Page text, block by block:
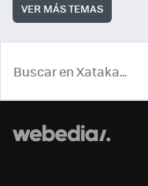
VER MÁS TEMAS